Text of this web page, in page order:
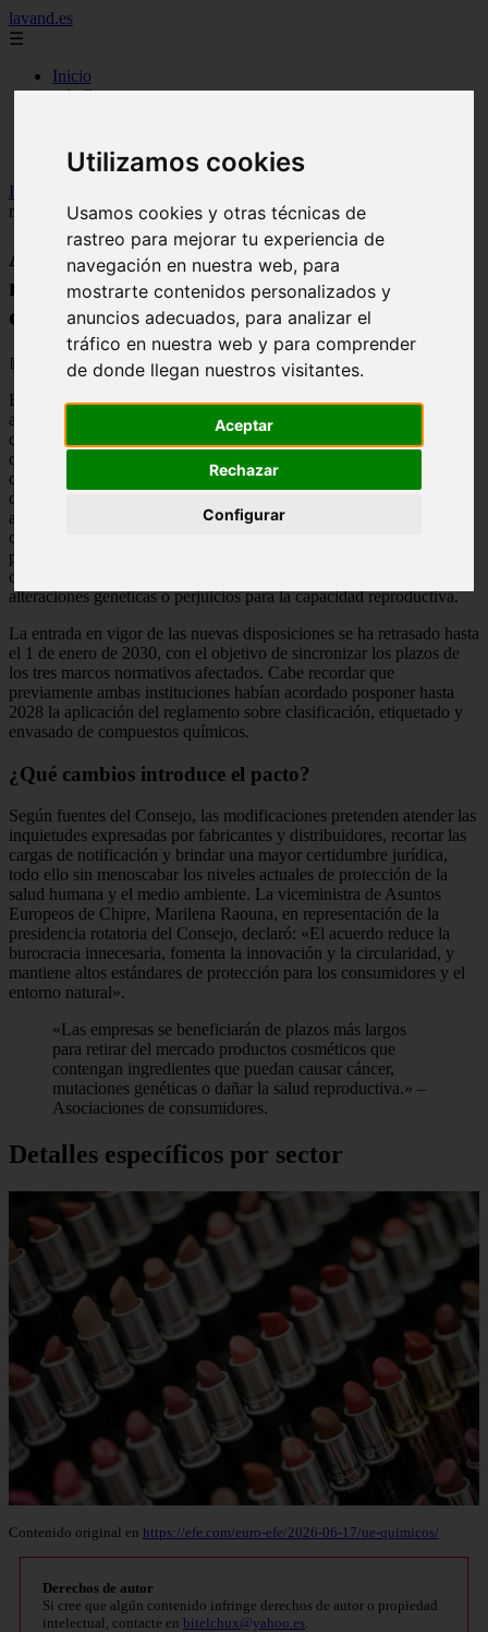
Utilizamos cookies
Usamos cookies y otras técnicas de
rastreo para mejorar tu experiencia de
navegación en nuestra web, para
mostrarte contenidos personalizados y
anuncios adecuados, para analizar el
tráfico en nuestra web y para comprender
de donde llegan nuestros visitantes.
Aceptar
Rechazar
Configurar
lavand.es
☰
Inicio
cabello
maquillaje
Inicio
regulación de químicos, cuidado personal y abonos
Acuerdo en la Unión Europea para
modernizar la regulación de químicos,
cuidado personal y abonos
📅 17/06/2026
El Consejo de la Unión Europea y el Parlamento Europeo han
alcanzado un consenso temporal destinado a reestructurar los
criterios de clasificación, embalaje y rotulado de sustancias
químicas, productos cosméticos y fertilizantes dentro del bloque
comunitario. Este entendimiento se inscribe en la estrategia europea
de disminuir la burocracia y potenciar la competitividad industrial,
aunque ha despertado fuertes reparos entre las organizaciones de
consumidores. Estas alertan de que las compañías dispondrán de
períodos más extensos para eliminar del mercado artículos de
cosmética que incorporen componentes vinculados con cáncer,
alteraciones genéticas o perjuicios para la capacidad reproductiva.
La entrada en vigor de las nuevas disposiciones se ha retrasado hasta
el 1 de enero de 2030, con el objetivo de sincronizar los plazos de
los tres marcos normativos afectados. Cabe recordar que
previamente ambas instituciones habían acordado posponer hasta
2028 la aplicación del reglamento sobre clasificación, etiquetado y
envasado de compuestos químicos.
¿Qué cambios introduce el pacto?
Según fuentes del Consejo, las modificaciones pretenden atender las
inquietudes expresadas por fabricantes y distribuidores, recortar las
cargas de notificación y brindar una mayor certidumbre jurídica,
todo ello sin menoscabar los niveles actuales de protección de la
salud humana y el medio ambiente. La viceministra de Asuntos
Europeos de Chipre, Marilena Raouna, en representación de la
presidencia rotatoria del Consejo, declaró: «El acuerdo reduce la
burocracia innecesaria, fomenta la innovación y la circularidad, y
mantiene altos estándares de protección para los consumidores y el
entorno natural».
«Las empresas se beneficiarán de plazos más largos
para retirar del mercado productos cosméticos que
contengan ingredientes que puedan causar cáncer,
mutaciones genéticas o dañar la salud reproductiva.» –
Asociaciones de consumidores.
Detalles específicos por sector
Contenido original en https://efe.com/euro-efe/2026-06-17/ue-quimicos/
Derechos de autor
Si cree que algún contenido infringe derechos de autor o propiedad
intelectual, contacte en bitelchux@yahoo.es